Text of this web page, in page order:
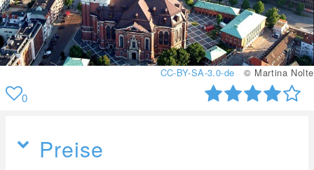
CC-BY-SA-3.0-de © Martina Nolte
0
Preise